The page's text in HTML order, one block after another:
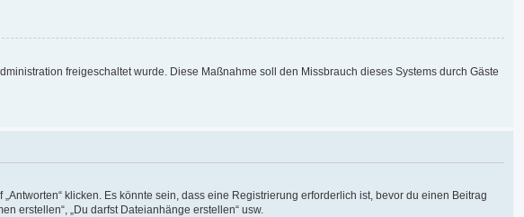
freigeschaltet wurde. Diese Maßnahme soll den Missbrauch dieses Systems durch Gäste
klicken. Es könnte sein, dass eine Registrierung erforderlich ist, bevor du einen Beitrag
erstellen“, „Du darfst Dateianhänge erstellen“ usw.